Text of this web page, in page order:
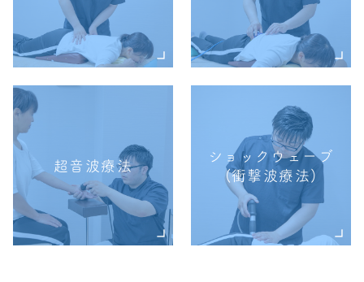
超音波療法
ショックウェーブ
(衝撃波療法)